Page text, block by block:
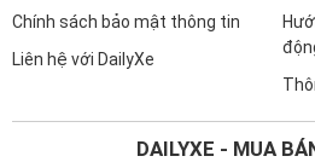
Chính sách bảo mật thông tin
Liên hệ với DailyXe
DAILYXE - MUA